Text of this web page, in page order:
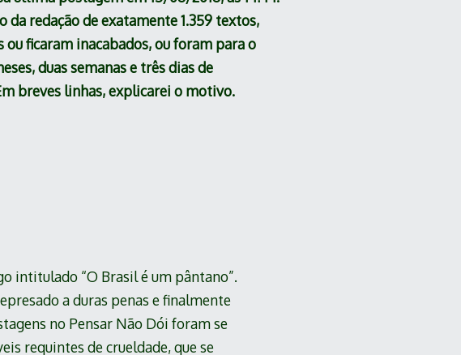
da redação de exatamente 1.359 textos,
ficaram inacabados, ou foram para o
duas semanas e três dias de
breves linhas, explicarei o motivo.
intitulado “O Brasil é um pântano”.
a duras penas e finalmente
no Pensar Não Dói foram se
requintes de crueldade, que se